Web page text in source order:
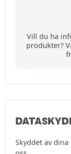
Vill du ha
produkter?
Skyddet av